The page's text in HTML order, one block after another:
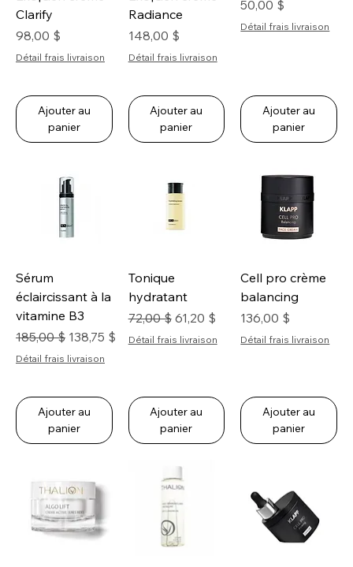
Clarify
Prix
98,00 $
Détail frais livraison
Ajouter au
panier
Radiance
Prix
148,00 $
Détail frais livraison
Ajouter au
panier
Prix
50,00 $
Détail frais livraison
Ajouter au
panier
Sérum
éclaircissant à la
vitamine B3
Prix original
185,00 $ Prix promotionnel
138,75 $
Détail frais livraison
Ajouter au
panier
Tonique
hydratant
Prix original
72,00 $ Prix promotionnel
61,20 $
Détail frais livraison
Ajouter au
panier
Cell pro crème
balancing
Prix
136,00 $
Détail frais livraison
Ajouter au
panier